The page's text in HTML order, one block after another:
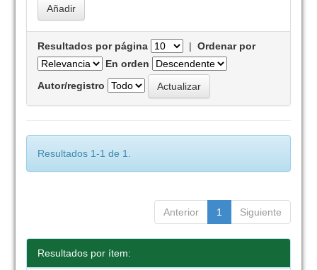
Resultados por página |Ordenar por
En orden
Autor/registro
Resultados 1-1 de 1.
Anterior 1 Siguiente
Resultados por ítem: